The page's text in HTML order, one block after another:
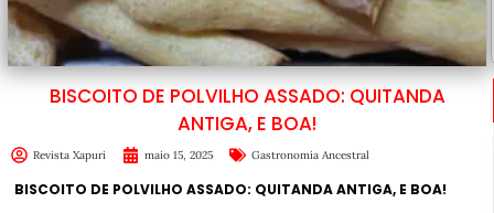
BISCOITO DE POLVILHO ASSADO: QUITANDA
ANTIGA, E BOA!
Revista Xapuri maio 15, 2025 Gastronomia Ancestral
BISCOITO DE POLVILHO ASSADO: QUITANDA ANTIGA, E BOA!